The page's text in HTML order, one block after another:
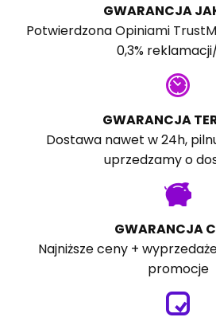
GWARANCJA
PotwierdzonaOpiniami
0,3%
GWARANCJA
Dostawa nawet w 24h,
uprzedzamy o
GWARANCJA
Najniższe ceny +
promocje